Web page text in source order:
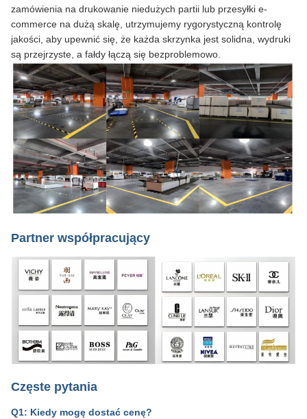
zamówienia na drukowanie niedużych partii lub przesyłki e-
commerce na dużą skalę, utrzymujemy rygorystyczną kontrolę
jakości, aby upewnić się, że każda skrzynka jest solidna, wydruki
są przejrzyste, a fałdy łączą się bezproblemowo.
Partner współpracujący
Częste pytania
Q1: Kiedy mogę dostać cenę?